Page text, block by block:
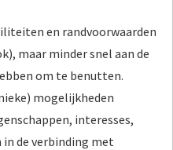
en randvoorwaarden
maar minder snel aan de
om te benutten.
mogelijkheden
interesses,
de verbinding met